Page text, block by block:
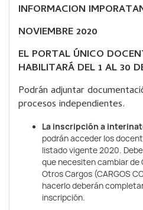
INFORMACION
NOVIEMBRE 2020
EL PORTAL ÚNICO
HABILITARÁ DEL 1 AL 30
Podrán adjuntar
procesos independientes.
La inscripción a
podrán acceder los
listado vigente 2020.
que necesiten cambiar de
Otros Cargos (CARGOS
hacerlo deberán
inscripción.